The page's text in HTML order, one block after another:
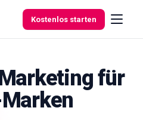
Kostenlos starten
für